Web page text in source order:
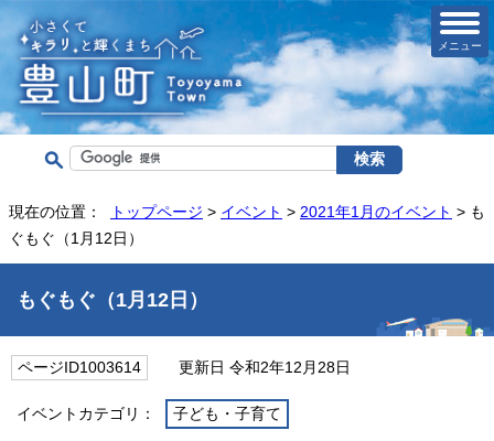
メニュー
現在の位置： トップページ > イベント > 2021年1月のイベント > も
ぐもぐ（1月12日）
もぐもぐ（1月12日）
ページID1003614 更新日 令和2年12月28日
イベントカテゴリ： 子ども・子育て